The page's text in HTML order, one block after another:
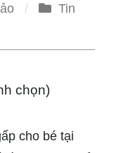
Tin
chọn)
cho bé tại